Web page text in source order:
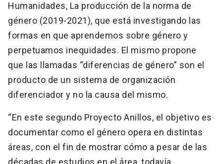
Humanidades, La producción de la norma de
género (2019-2021), que está investigando las
formas en que aprendemos sobre género y
perpetuamos inequidades. El mismo propone
que las llamadas “diferencias de género” son el
producto de un sistema de organización
diferenciador y no la causa del mismo.
“En este segundo Proyecto Anillos, el objetivo es
documentar como el género opera en distintas
áreas, con el fin de mostrar cómo a pesar de las
décadas de estudios en el área, todavía